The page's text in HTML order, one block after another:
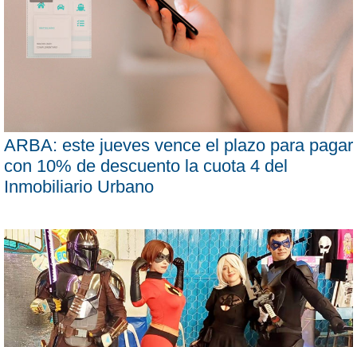
ARBA: este jueves vence el plazo para pagar
con 10% de descuento la cuota 4 del
Inmobiliario Urbano